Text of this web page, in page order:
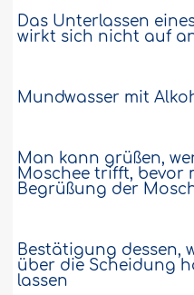
Das Unterlassen
wirkt sich nicht auf
Mundwasser mit
Man kann grüßen,
Moschee trifft, bevor
Begrüßung der
Bestätigung dessen,
über die Scheidung
lassen